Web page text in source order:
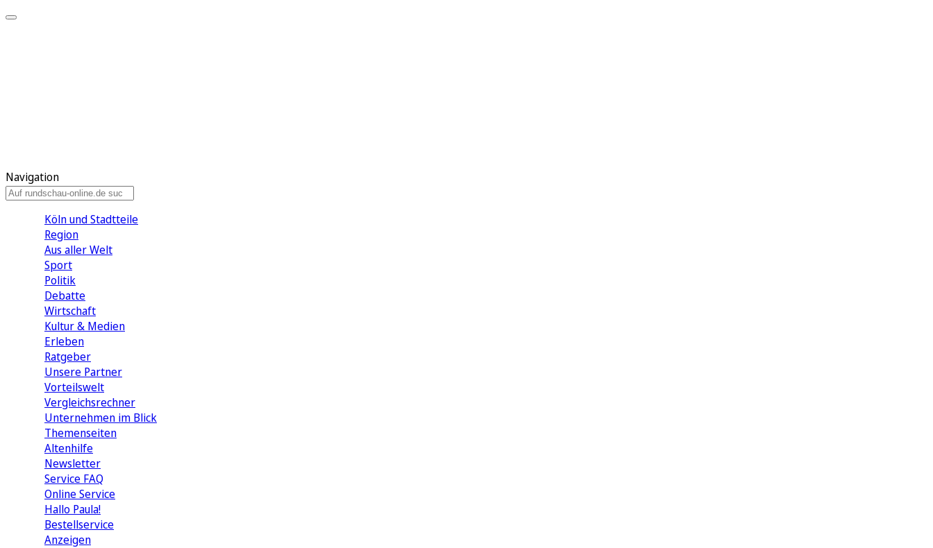
Navigation
Köln und Stadtteile
Region
Aus aller Welt
Sport
Politik
Debatte
Wirtschaft
Kultur & Medien
Erleben
Ratgeber
Unsere Partner
Vorteilswelt
Vergleichsrechner
Unternehmen im Blick
Themenseiten
Altenhilfe
Newsletter
Service FAQ
Online Service
Hallo Paula!
Bestellservice
Anzeigen